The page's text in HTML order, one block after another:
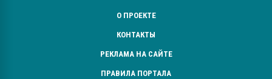
О ПРОЕКТЕ
КОНТАКТЫ
РЕКЛАМА НА САЙТЕ
ПРАВИЛА ПОРТАЛА